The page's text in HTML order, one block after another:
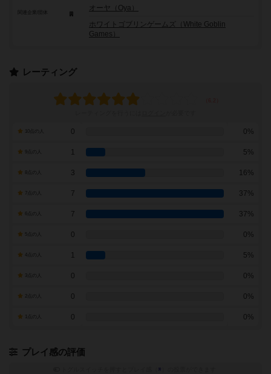
オーヤ（Oya）
ホワイトゴブリンゲームズ（White Goblin
Games）
レーティング
0 0%
1 5%
3 16%
7点の人 7 37%
7 37%
0 0%
1 5%
0 0%
0 0%
0 0%
プレイ感の評価
※